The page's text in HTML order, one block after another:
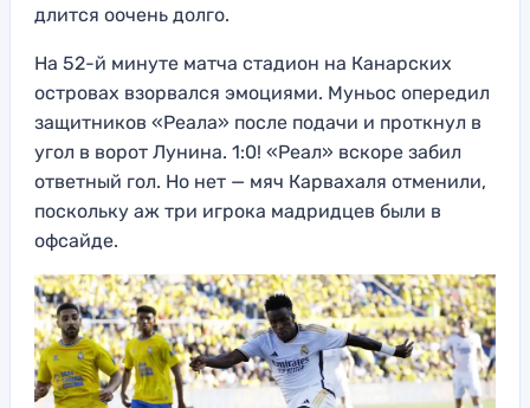
длится оочень долго.
На 52-й минуте матча стадион на Канарских
островах взорвался эмоциями. Муньос опередил
защитников «Реала» после подачи и проткнул в
угол в ворот Лунина. 1:0! «Реал» вскоре забил
ответный гол. Но нет — мяч Карвахаля отменили,
поскольку аж три игрока мадридцев были в
офсайде.